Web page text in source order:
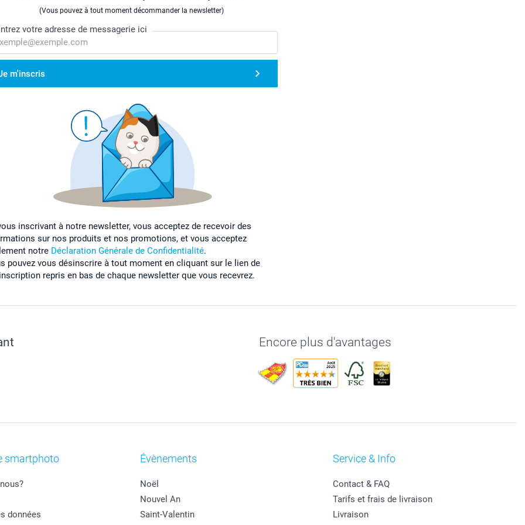
(Vous pouvez à tout moment décommander la newsletter)
votre adresse de messagerie ici
m'inscris
inscrivant à notre newsletter, vous acceptez de recevoir des
sur nos produits et nos promotions, et vous acceptez
notre Déclaration Générale de Confidentialité.
pouvez vous désinscrire à tout moment en cliquant sur le lien de
repris en bas de chaque newsletter que vous recevrez.
Encore plus d'avantages
smartphoto
données
Évènements
Noël
Nouvel An
Saint-Valentin
Service & Info
Contact & FAQ
Tarifs et frais de livraison
Livraison